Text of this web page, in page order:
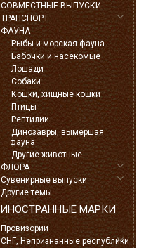
СОВМЕСТНЫЕ ВЫПУСКИ
ТРАНСПОРТ
ФАУНА
Рыбы и морская фауна
Бабочки и насекомые
Лошади
Собаки
Кошки, хищные кошки
Птицы
Рептилии
Динозавры, вымершая
фауна
Другие животные
ФЛОРА
Сувенирные выпуски
Другие темы
ИНОСТРАННЫЕ МАРКИ
Провизории
СНГ, Непризнанные республики